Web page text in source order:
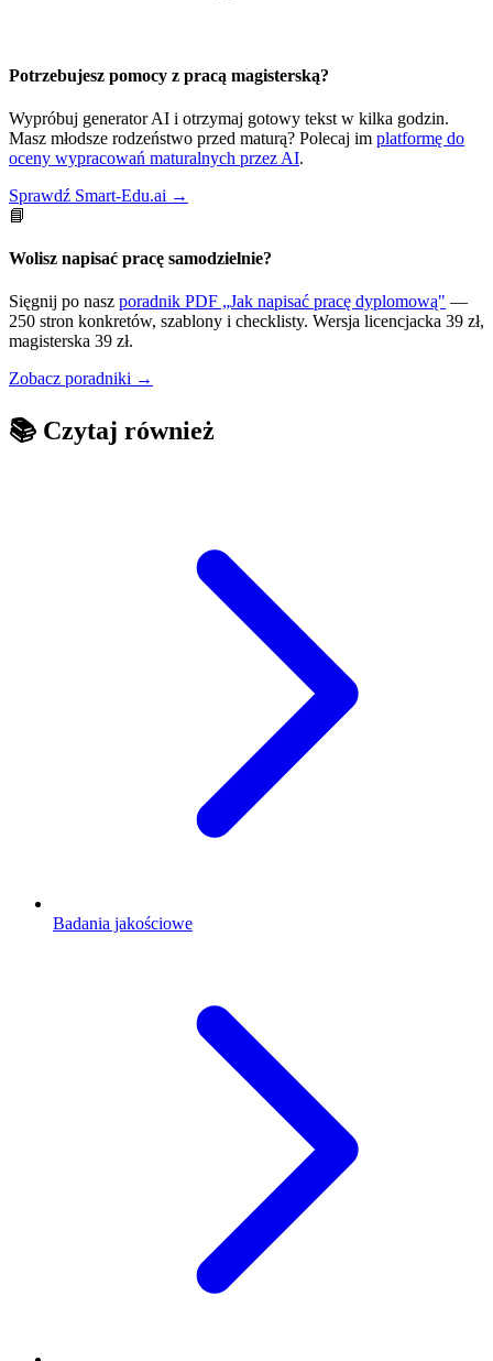
Potrzebujesz pomocy z pracą magisterską?
Wypróbuj generator AI i otrzymaj gotowy tekst w kilka godzin.
Masz młodsze rodzeństwo przed maturą? Polecaj im platformę do
oceny wypracowań maturalnych przez AI.
Sprawdź Smart-Edu.ai →
📘
Wolisz napisać pracę samodzielnie?
Sięgnij po nasz poradnik PDF „Jak napisać pracę dyplomową" —
250 stron konkretów, szablony i checklisty. Wersja licencjacka 39 zł,
magisterska 39 zł.
Zobacz poradniki →
📚 Czytaj również
Badania jakościowe